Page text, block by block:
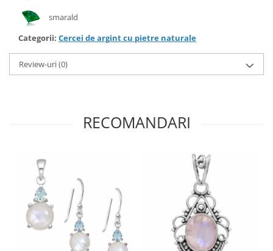
smarald
Categorii: Cercei de argint cu pietre naturale
Review-uri(0)
RECOMANDARI